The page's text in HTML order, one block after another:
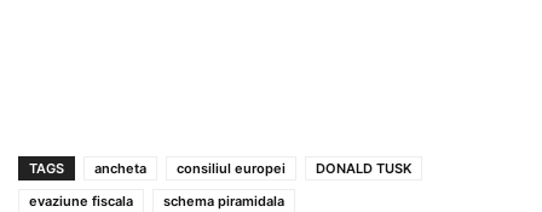
TAGS ancheta consiliul europei
DONALD TUSK
evaziune fiscala
schema piramidala